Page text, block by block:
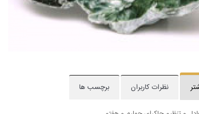
نظرات کاربران برچسب ها